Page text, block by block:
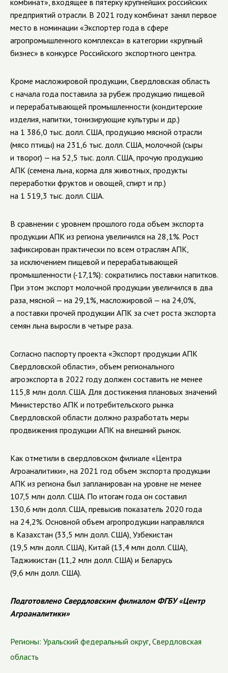
комбинат», входящее в пятерку крупнейших российских
предприятий отрасли. В 2021 году комбинат занял первое
место в номинации «Экспортер года в сфере
агропромышленного комплекса» в категории «крупный
бизнес» в конкурсе Российского экспортного центра.
Кроме масложировой продукции, Свердловская область
с начала года поставила за рубеж продукцию пищевой
и перерабатывающей промышленности (кондитерские
изделия, напитки, тонизирующие культуры и др.)
на 1 386,0 тыс. долл. США, продукцию мясной отрасли
(мясо птицы) на 231,6 тыс. долл. США, молочной (сыры
и творог) — на 52,5 тыс. долл. США, прочую продукцию
АПК (семена льна, корма для животных, продукты
переработки фруктов и овощей, спирт и пр.)
на 1 519,3 тыс. долл. США.
В сравнении с уровнем прошлого года объем экспорта
продукции АПК из региона увеличился на 28,1%. Рост
зафиксирован практически по всем отраслям АПК,
за исключением пищевой и перерабатывающей
промышленности (-17,1%): сократились поставки напитков.
При этом экспорт молочной продукции увеличился в два
раза, мясной — на 29,1%, масложировой — на 24,0%,
а поставки прочей продукции АПК за счет роста экспорта
семян льна выросли в четыре раза.
Согласно паспорту проекта «Экспорт продукции АПК
Свердловской области», объем регионального
агроэкспорта в 2022 году должен составить не менее
115,8 млн долл. США. Для достижения плановых значений
Министерство АПК и потребительского рынка
Свердловской области должно разработать меры
продвижения продукции АПК на внешний рынок.
Как отметили в свердловском филиале «Центра
Агроаналитики», на 2021 год объем экспорта продукции
АПК из региона был запланирован на уровне не менее
107,5 млн долл. США. По итогам года он составил
130,6 млн долл. США, превысив показатель 2020 года
на 24,2%. Основной объем агропродукции направлялся
в Казахстан (33,5 млн долл. США), Узбекистан
(19,5 млн долл. США), Китай (13,4 млн долл. США),
Таджикистан (11,2 млн долл. США) и Беларусь
(9,6 млн долл. США).
Подготовлено Свердловским филиалом ФГБУ «Центр
Агроаналитики»
Регионы: Уральский федеральный округ, Свердловская
область